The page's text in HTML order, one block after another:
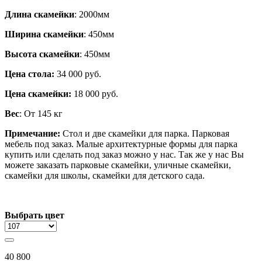
Длина скамейки: 2000мм
Ширина скамейки: 450мм
Высота скамейки: 450мм
Цена стола: 34 000 руб.
Цена скамейки: 18 000 руб.
Вес: От 145 кг
Примечание: Стол и две скамейки для парка. Парковая
мебель под заказ. Малые архитектурные формы для парка
купить или сделать под заказ можно у нас. Так же у нас Вы
можете заказать парковые скамейки, уличные скамейки,
скамейки для школы, скамейки для детского сада.
Выбрать цвет
40 800